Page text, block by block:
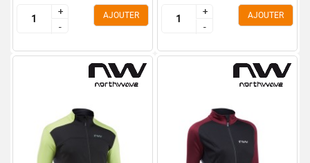
+
-
+
-
AJOUTER
+
-
+
-
AJOUTER